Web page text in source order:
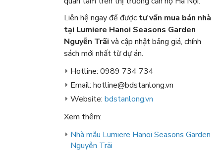
Liên hệ ngay để được tư vấn mua bán nhà
tại Lumiere Hanoi Seasons Garden
Nguyễn Trãi và cập nhật bảng giá, chính
sách mới nhất từ dự án.
Hotline: 0989 734 734
Email: hotline@bdstanlong.vn
Website: bdstanlong.vn
Xem thêm:
Nhà mẫu Lumiere Hanoi Seasons Garden
Nguyễn Trãi